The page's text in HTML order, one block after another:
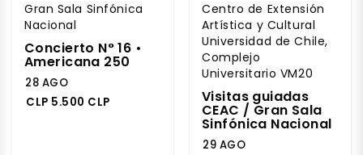
Gran Sala Sinfónica
Nacional
Concierto N° 16 •
Americana 250
28 AGO
CLP 5.500 CLP
Centro de Extensión
Artística y Cultural
Universidad de Chile,
Complejo
Universitario VM20
Visitas guiadas
CEAC / Gran Sala
Sinfónica Nacional
29 AGO